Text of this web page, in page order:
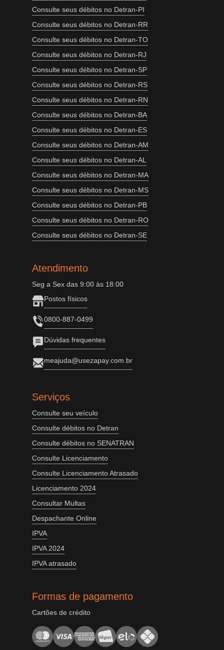
Consulte seus débitos no Detran-PI
Consulte seus débitos no Detran-RR
Consulte seus débitos no Detran-TO
Consulte seus débitos no Detran-RJ
Consulte seus débitos no Detran-SP
Consulte seus débitos no Detran-RS
Consulte seus débitos no Detran-RN
Consulte seus débitos no Detran-BA
Consulte seus débitos no Detran-ES
Consulte seus débitos no Detran-AM
Consulte seus débitos no Detran-AL
Consulte seus débitos no Detran-MA
Consulte seus débitos no Detran-MS
Consulte seus débitos no Detran-PB
Consulte seus débitos no Detran-RO
Consulte seus débitos no Detran-SE
Atendimento
Seg a Sex das 9:00 às 18:00
Postos físicos
0800-887-0499
Dúvidas frequentes
meajuda@usezapay.com.br
Serviços
Consulte seu veículo
Consulte débitos no Detran
Consulte débitos no SENATRAN
Consulte Licenciamento
Consulte Licenciamento Atrasado
Licenciamento 2024
Consultar Multas
Despachante Online
IPVA
IPVA 2024
IPVA atrasado
Formas de pagamento
Cartões de crédito